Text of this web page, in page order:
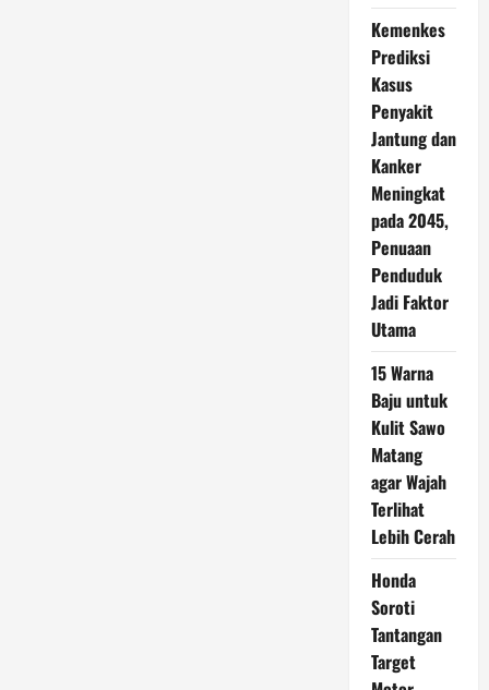
Kemenkes
Prediksi
Kasus
Penyakit
Jantung dan
Kanker
Meningkat
pada 2045,
Penuaan
Penduduk
Jadi Faktor
Utama
15 Warna
Baju untuk
Kulit Sawo
Matang
agar Wajah
Terlihat
Lebih Cerah
Honda
Soroti
Tantangan
Target